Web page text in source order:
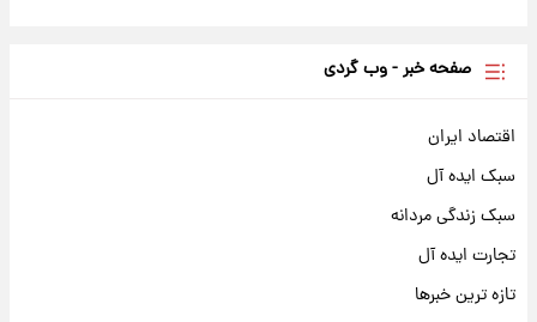
صفحه خبر - وب گردی
اقتصاد ایران
سبک ایده آل
سبک زندگی مردانه
تجارت ایده آل
تازه ترین خبرها